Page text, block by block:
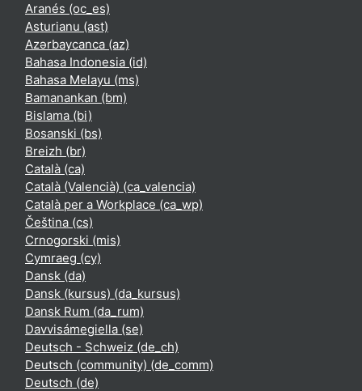
Aranés ‎(oc_es)‎
Asturianu ‎(ast)‎
Azərbaycanca ‎(az)‎
Bahasa Indonesia ‎(id)‎
Bahasa Melayu ‎(ms)‎
Bamanankan ‎(bm)‎
Bislama ‎(bi)‎
Bosanski ‎(bs)‎
Breizh ‎(br)‎
Català ‎(ca)‎
Català (Valencià) ‎(ca_valencia)‎
Català per a Workplace ‎(ca_wp)‎
Čeština ‎(cs)‎
Crnogorski ‎(mis)‎
Cymraeg ‎(cy)‎
Dansk ‎(da)‎
Dansk (kursus) ‎(da_kursus)‎
Dansk Rum ‎(da_rum)‎
Davvisámegiella ‎(se)‎
Deutsch - Schweiz ‎(de_ch)‎
Deutsch (community) ‎(de_comm)‎
Deutsch ‎(de)‎